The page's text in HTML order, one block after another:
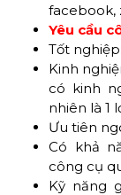
facebook,
Yêu cầu
Tốt
Kinh
có kinh
nhiên là 1
Ưu tiên
Có khả
công cụ
Kỹ năng